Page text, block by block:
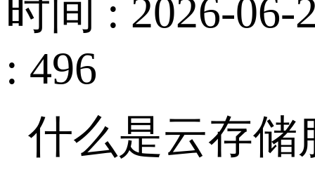
时间 : 2026-06-
: 496
什么是云存储